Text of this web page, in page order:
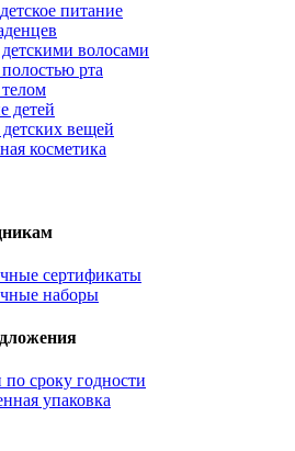
питание
детскими волосами
рта
детей
вещей
косметика
сертификаты
наборы
сроку годности
упаковка